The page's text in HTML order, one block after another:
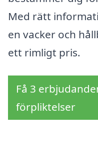
Med rätt
en vacker och
ett rimligt pris.
Få 3
förpliktelser